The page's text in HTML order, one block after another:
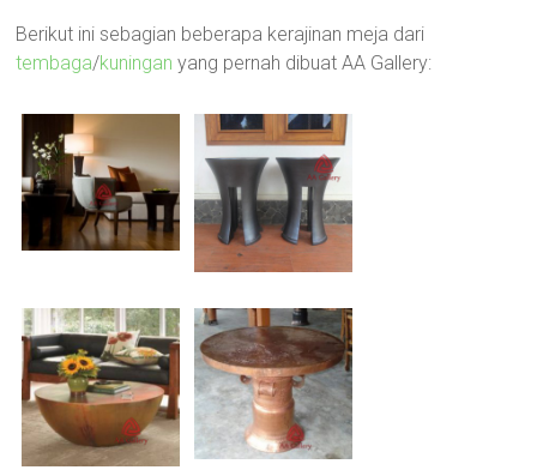
Berikut ini sebagian beberapa kerajinan meja dari
tembaga/kuningan yang pernah dibuat AA Gallery: